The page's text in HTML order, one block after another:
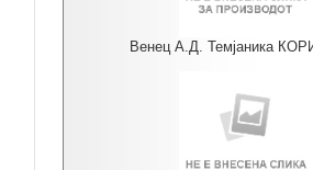
Венец А.Д. Темјаника